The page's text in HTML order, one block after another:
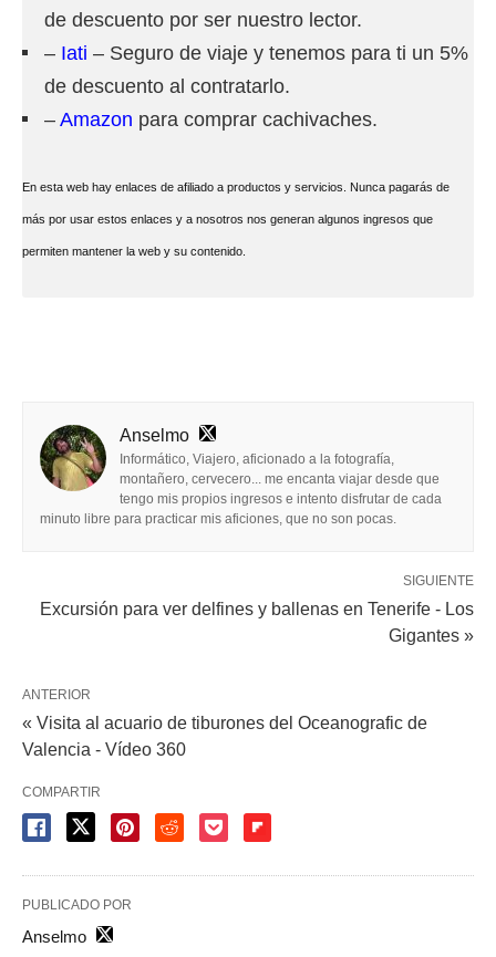
de descuento por ser nuestro lector.
– Iati – Seguro de viaje y tenemos para ti un 5%
de descuento al contratarlo.
– Amazon para comprar cachivaches.
En esta web hay enlaces de afiliado a productos y servicios. Nunca pagarás de
más por usar estos enlaces y a nosotros nos generan algunos ingresos que
permiten mantener la web y su contenido.
Anselmo
Informático, Viajero, aficionado a la fotografía,
montañero, cervecero... me encanta viajar desde que
tengo mis propios ingresos e intento disfrutar de cada
minuto libre para practicar mis aficiones, que no son pocas.
SIGUIENTE
Excursión para ver delfines y ballenas en Tenerife - Los
Gigantes »
ANTERIOR
« Visita al acuario de tiburones del Oceanografic de
Valencia - Vídeo 360
COMPARTIR
PUBLICADO POR
Anselmo